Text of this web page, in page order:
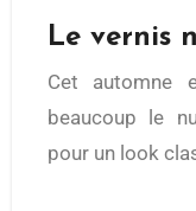
Le vernis
Cet automne et cet hiver, on aimera aussi
beaucoup le
pour un look